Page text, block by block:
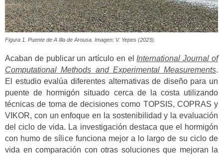
Figura 1. Puente de A Illa de Arousa. Imagen: V. Yepes (2023).
Acaban de publicar un artículo en el International Journal of
Computational Methods and Experimental Measurements.
El estudio evalúa diferentes alternativas de diseño para un
puente de hormigón situado cerca de la costa utilizando
técnicas de toma de decisiones como TOPSIS, COPRAS y
VIKOR, con un enfoque en la sostenibilidad y la evaluación
del ciclo de vida. La investigación destaca que el hormigón
con humo de sílice funciona mejor a lo largo de su ciclo de
vida en comparación con otras soluciones que mejoran la